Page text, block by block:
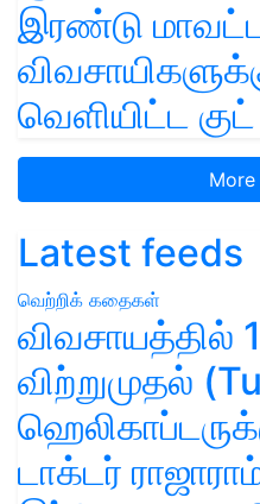
இரண்டு
வெளியிட்ட குட்
Latest feeds
வெற்றிக் கதைகள்
விவசாயத்தில்
விற்றுமுதல்
டாக்டர் ராஜாராம்